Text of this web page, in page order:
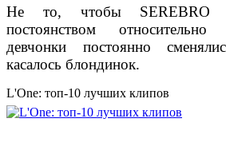
Не то, чтобы SEREBRO
постоянством
девчонки постоянно
касалось блондинок.
L'One: топ-10 лучших клипов